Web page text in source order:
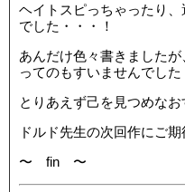
ヘイトスピっちゃったり
でした・・・！
あんだけ色々書きました
ってのもすいませんでした
とりあえず己を見つめなお
ドルド先生の次回作にご期
〜 fin 〜